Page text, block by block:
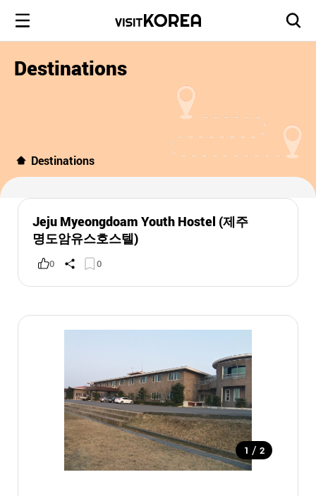
Destinations
Destinations
Jeju Myeongdoam Youth Hostel (제주
명도암유스호스텔)
0 0
1 / 2